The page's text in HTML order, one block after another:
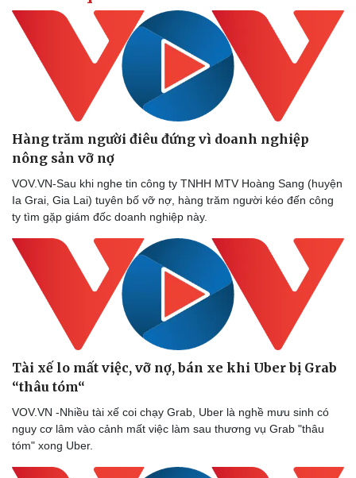
Doanh nghiệp
Thông tin doanh nghiệp
Doanh nghiệp 24h
Vì cộng đồng
Công nghệ
Sành điệu
Tin Công nghệ
Chuyển đổi số
Hàng trăm người điêu đứng vì doanh nghiệp
nông sản vỡ nợ
VOV.VN-Sau khi nghe tin công ty TNHH MTV Hoàng Sang (huyện
Ia Grai, Gia Lai) tuyên bố vỡ nợ, hàng trăm người kéo đến công
ty tìm gặp giám đốc doanh nghiệp này.
Tài xế lo mất việc, vỡ nợ, bán xe khi Uber bị Grab
“thâu tóm“
VOV.VN -Nhiều tài xế coi chạy Grab, Uber là nghề mưu sinh có
nguy cơ lâm vào cảnh mất việc làm sau thương vụ Grab "thâu
tóm" xong Uber.